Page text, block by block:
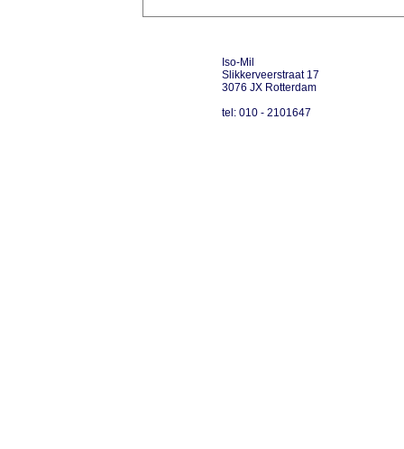
Iso-Mil
Slikkerveerstraat 17
3076 JX Rotterdam
tel: 010 - 2101647